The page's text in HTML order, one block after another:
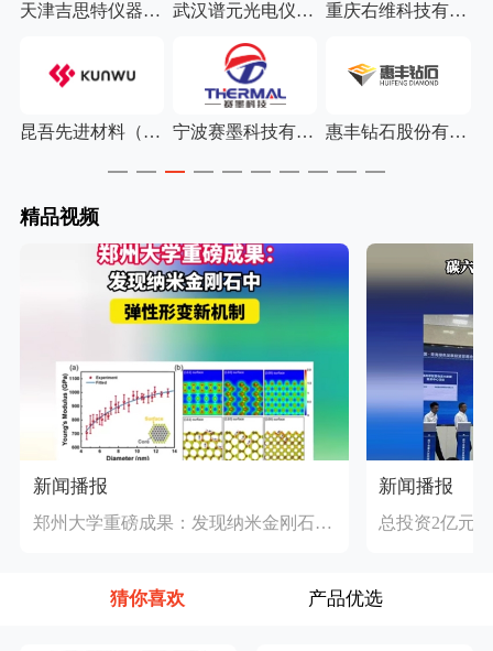
天津吉思特仪器仪表有限公司 武汉谱元光电仪器有限公司 重庆右维科技有限公司
昆吾先进材料（江西）有限公司 宁波赛墨科技有限公司 惠丰钻石股份有限公司
精品视频
新闻播报
郑州大学重磅成果：发现纳米金刚石中弹性形变新机制
新闻播报
猜你喜欢 产品优选